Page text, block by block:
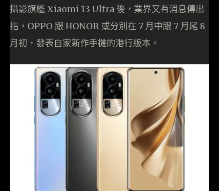
攝影旗艦 Xiaomi 13 Ultra 後，業界又有消息傳出
指，OPPO 跟 HONOR 或分別在 7 月中跟 7 月尾 8
月初，發表自家新作手機的港行版本。